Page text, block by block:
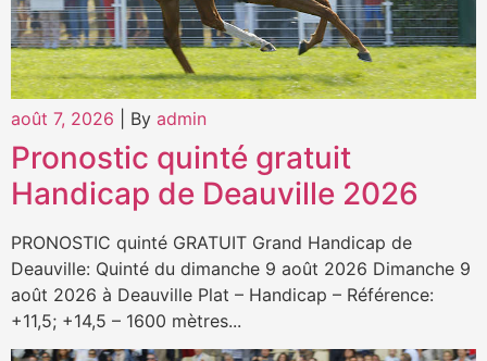
août 7, 2026 By admin
Pronostic quinté gratuit
Handicap de Deauville 2026
PRONOSTIC quinté GRATUIT Grand Handicap de
Deauville: Quinté du dimanche 9 août 2026 Dimanche 9
août 2026 à Deauville Plat – Handicap – Référence:
+11,5; +14,5 – 1600 mètres...